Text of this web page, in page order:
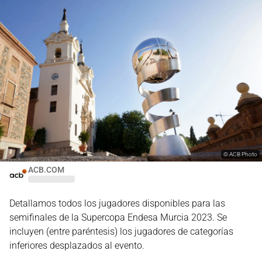
ACB.COM
©ACB Photo
Detallamos todos los jugadores disponibles para las
semifinales de la Supercopa Endesa Murcia 2023. Se
incluyen (entre paréntesis) los jugadores de categorías
inferiores desplazados al evento.